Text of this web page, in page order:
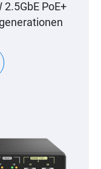
2.5GbE PoE+